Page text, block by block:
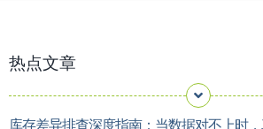
海外仓服务
热点文章
库存差异排查深度指南：当数据对不上时